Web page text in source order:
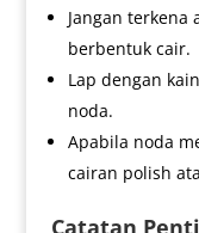
Jangan terkena
berbentuk cair.
Lap dengan
noda.
Apabila noda
cairan polish